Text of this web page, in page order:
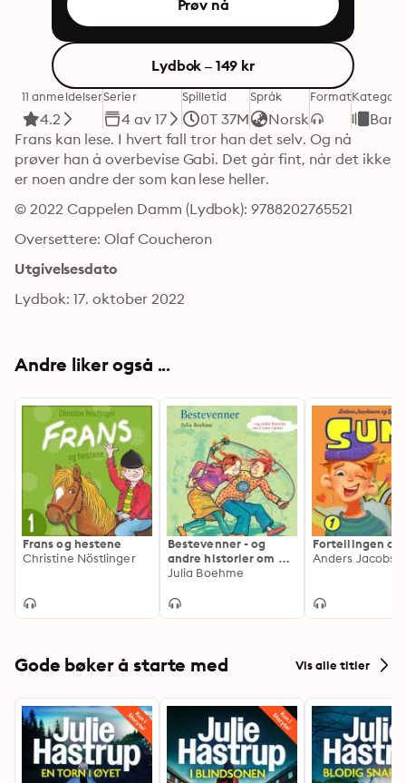
Prøv nå
Lydbok – 149 kr
11 anmeldelser
4.2
Serier
4 av 17
Spilletid
0T 37M
Språk
Norsk
FormatKategori
Barn
Frans kan lese. I hvert fall tror han det selv. Og nå
prøver han å overbevise Gabi. Det går fint, når det ikke
er noen andre der som kan lese heller.
© 2022 Cappelen Damm (Lydbok): 9788202765521
Oversettere: Olaf Coucheron
Utgivelsesdato
Lydbok: 17. oktober 2022
Andre liker også ...
Frans og hestene
Christine Nöstlinger
Bestevenner - og
andre historier om å
være venner
Julia Boehme
Fortellingen om
Gode bøker å starte med Vis alle titler